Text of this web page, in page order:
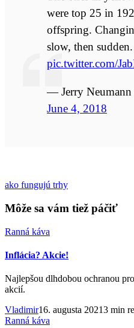
were top 25 in
offspring.
slow, then sudden.
pic.twitter.com/
— Jerry Neumann
June 4, 2018
ako fungujú trhy
Môže sa vám tiež páčiť
Ranná káva
Inflácia? Akcie!
Najlepšou dlhdobou ochranou
akcií.
Vladimir16. augusta 20213 min
Ranná káva